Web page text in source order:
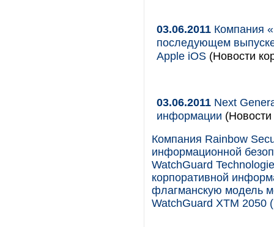
03.06.2011 Компания
последующем
Apple iOS (Новости
03.06.2011 Next
информации
Компания Rainbow
информационной
WatchGuard
корпоративной
флагманскую модель
WatchGuard XTM 2050